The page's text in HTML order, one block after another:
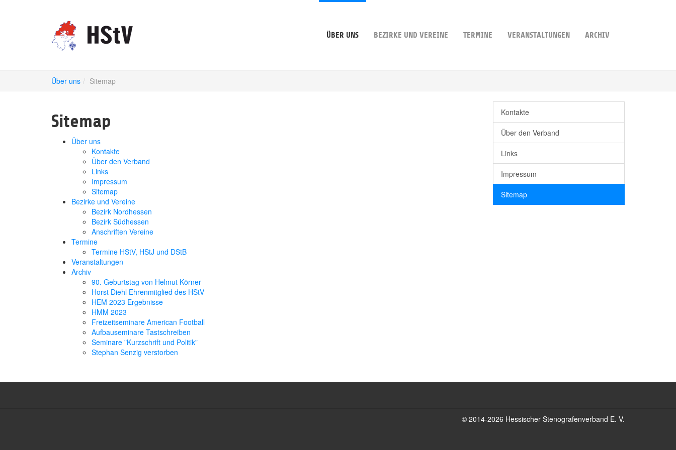
ÜBER UNS BEZIRKE UND VEREINE TERMINE VERANSTALTUNGEN ARCHIV
Über uns Sitemap
Sitemap
Über uns
Kontakte
Über den Verband
Links
Impressum
Sitemap
Bezirke und Vereine
Bezirk Nordhessen
Bezirk Südhessen
Anschriften Vereine
Termine
Termine HStV, HStJ und DStB
Veranstaltungen
Archiv
90. Geburtstag von Helmut Körner
Horst Diehl Ehrenmitglied des HStV
HEM 2023 Ergebnisse
HMM 2023
Freizeitseminare American Football
Aufbauseminare Tastschreiben
Seminare "Kurzschrift und Politik"
Stephan Senzig verstorben
Kontakte
Über den Verband
Links
Impressum
Sitemap
© 2014-2026 Hessischer Stenografenverband E. V.